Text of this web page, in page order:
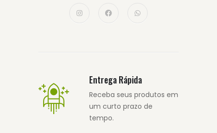
Entrega Rápida
Receba seus produtos em
um curto prazo de
tempo.